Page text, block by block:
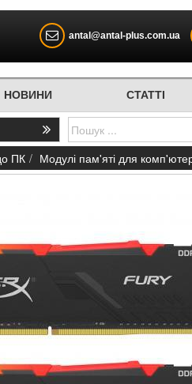
antal@antal-plus.com.ua
НОВИНИ СТАТТІ
ПК Модулі пам'яті для